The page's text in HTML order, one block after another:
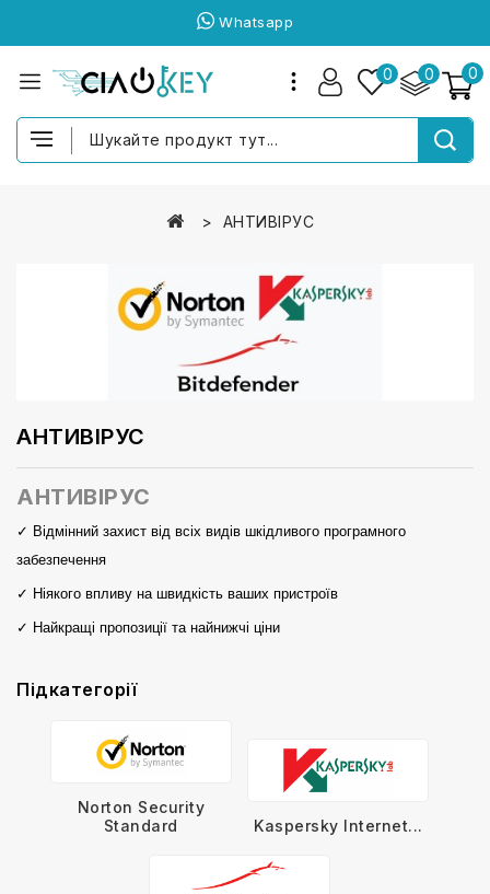
Whatsapp
0
0
0
АНТИВІРУС
АНТИВІРУС
АНТИВІРУС
✓ Відмінний захист від всіх видів шкідливого програмного
забезпечення
✓ Ніякого впливу на швидкість ваших пристроїв
✓ Найкращі пропозиції та найнижчі ціни
Підкатегорії
Norton Security
Standard
Kaspersky Internet...